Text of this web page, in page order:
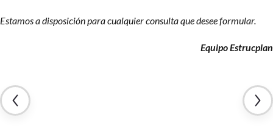
Estamos a disposición para cualquier consulta que desee formular.
Equipo Estrucplan